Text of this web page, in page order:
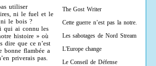
The Gost Writer
Cette guerre n’est pas la notre.
Les sabotages de Nord Stream
L'Europe change
Le Conseil de Défense
utiliser
ni le fuel et le
le bois ?
qui ai connu les
histoire » où
dire que ce n’est
bonne flambée a
priverais pas.